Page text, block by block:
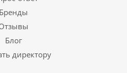
Бренды
Блог
директору